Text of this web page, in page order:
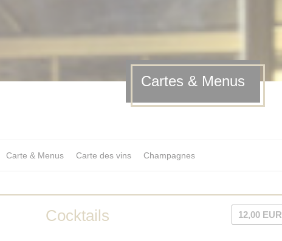
Cartes & Menus
Carte & Menus Carte des vins Champagnes
Cocktails 12,00 EUR